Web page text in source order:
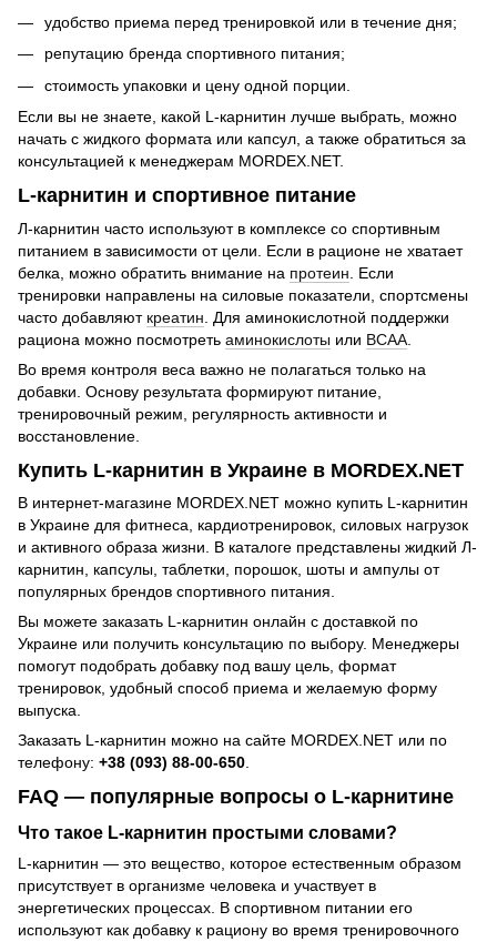
удобство приема перед тренировкой или в течение дня;
репутацию бренда спортивного питания;
стоимость упаковки и цену одной порции.
Если вы не знаете, какой L-карнитин лучше выбрать, можно
начать с жидкого формата или капсул, а также обратиться за
консультацией к менеджерам MORDEX.NET.
L-карнитин и спортивное питание
Л-карнитин часто используют в комплексе со спортивным
питанием в зависимости от цели. Если в рационе не хватает
белка, можно обратить внимание на протеин . Если
тренировки направлены на силовые показатели, спортсмены
часто добавляют креатин . Для аминокислотной поддержки
рациона можно посмотреть аминокислоты или BCAA
Во время контроля веса важно не полагаться только на
добавки. Основу результата формируют питание,
тренировочный режим, регулярность активности и
восстановление.
Купить L-карнитин в Украине в MORDEX.NET
В интернет-магазине MORDEX.NET можно купить L-карнитин
в Украине для фитнеса, кардиотренировок, силовых нагрузок
и активного образа жизни. В каталоге представлены жидкий Л-
карнитин, капсулы, таблетки, порошок, шоты и ампулы от
популярных брендов спортивного питания.
Вы можете заказать L-карнитин онлайн с доставкой по
Украине или получить консультацию по выбору. Менеджеры
помогут подобрать добавку под вашу цель, формат
тренировок, удобный способ приема и желаемую форму
выпуска.
Заказать L-карнитин можно на сайте MORDEX.NET или по
телефону: +38 (093) 88-00-650.
FAQ — популярные вопросы о L-карнитине
Что такое L-карнитин простыми словами?
L-карнитин — это вещество, которое естественным образом
присутствует в организме человека и участвует в
энергетических процессах. В спортивном питании его
используют как добавку к рациону во время тренировочного